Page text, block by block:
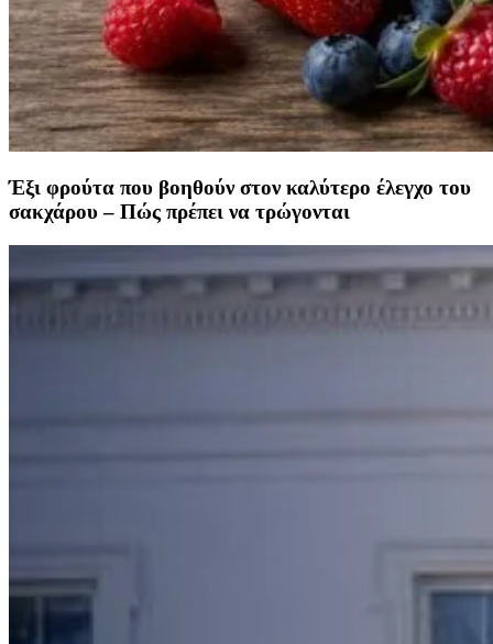
Έξι φρούτα που βοηθούν στον καλύτερο έλεγχο του
σακχάρου – Πώς πρέπει να τρώγονται